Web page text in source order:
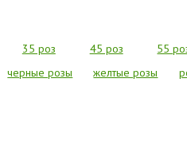
35 роз 45 роз 55
черные розы желтые розы